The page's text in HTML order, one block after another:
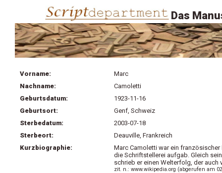
Das
Vorname:
Marc
Nachname:
Camoletti
Geburtsdatum:
1923-11-16
Geburtsort:
Genf, Schweiz
Sterbedatum:
2003-07-18
Sterbeort:
Deauville, Frankreich
Kurzbiographie:
Marc Camoletti war ein
die Schriftstellerei aufgab. Gleich
schrieb er einen Welterfolg, der auch
zit. n.: www.wikipedia.org (abgerufen am